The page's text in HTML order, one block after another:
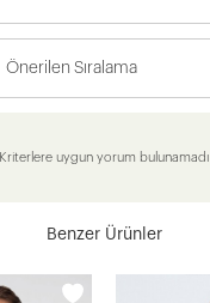
Önerilen Sıralama
Kriterlere uygun yorum bulunamadı
Benzer Ürünler